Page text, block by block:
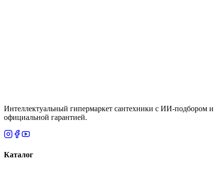
Интеллектуальный гипермаркет сантехники с ИИ-подбором и
официальной гарантией.
Каталог